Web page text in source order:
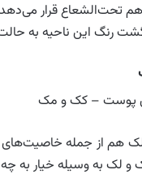
هم تحت‌الشعاع قرار
رنگ این ناحیه به
پوست – کک و مک
هم از جمله خاصیت‌های
لک به وسیله خیار به چه